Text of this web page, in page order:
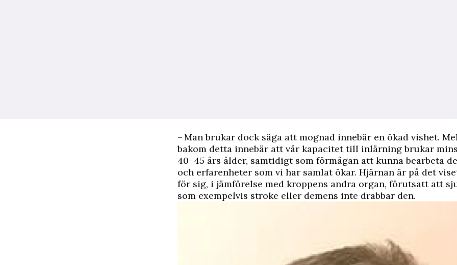
– Man brukar dock säga att mognad innebär en ökad vishet.
bakom detta innebär att vår kapacitet till inlärning brukar
40–45 års ålder, samtidigt som förmågan att kunna bearbeta
och erfarenheter som vi har samlat ökar. Hjärnan är på det
för sig, i jämförelse med kroppens andra organ, förutsatt att
som exempelvis stroke eller demens inte drabbar den.